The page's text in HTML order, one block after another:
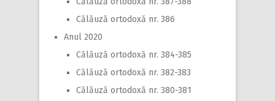
Călăuză ortodoxă nr. 386
Anul 2020
Călăuză ortodoxă nr. 384-385
Călăuză ortodoxă nr. 382-383
Călăuză ortodoxă nr. 380-381